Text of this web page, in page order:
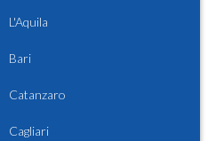
L'Aquila
Bari
Catanzaro
Cagliari